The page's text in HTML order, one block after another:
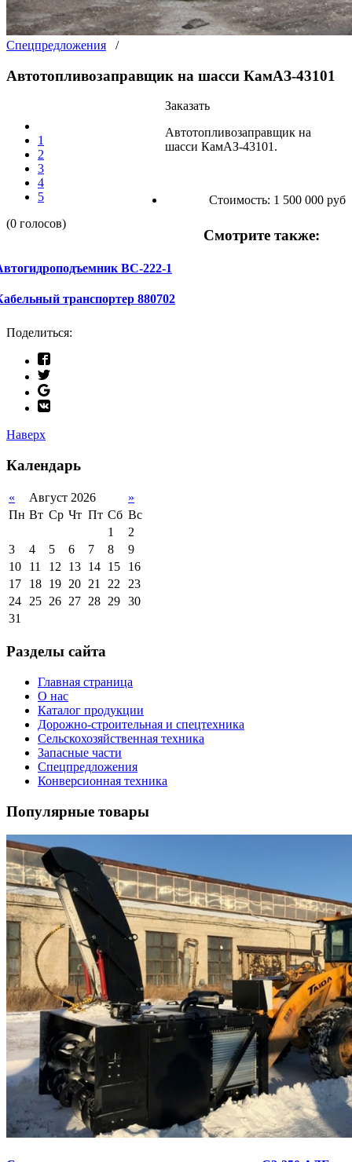
Спецпредложения /
Автотопливозаправщик на шасси КамАЗ-43101
1
2
3
4
5
(0 голосов)
Заказать
Автотопливозаправщик на
шасси КамАЗ-43101.
Стоимость: 1 500 000 руб
Смотрите также:
ВС-222-1
транспортер 880702
Поделиться:
Наверх
Календарь
« Август 2026
»
Пн Вт Ср Чт Пт Сб Вс
1
2
3
4 5 6 7 8
9
10
11 12 13 14 15
16
17
18 19 20 21 22 23
24 25 26 27 28 29 30
31
Разделы сайта
Главная страница
О нас
Каталог продукции
Дорожно-строительная и спецтехника
Сельскохозяйственная техника
Запасные части
Спецпредложения
Конверсионная техника
Популярные товары